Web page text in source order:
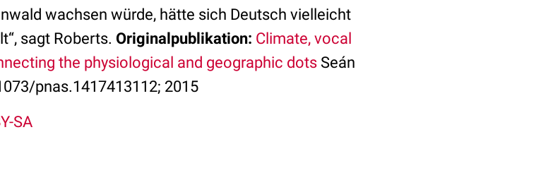
wachsen würde, hätte sich Deutsch vielleicht
sagt Roberts. Originalpublikation: Climate, vocal
the physiological and geographic dots Seán
pnas.1417413112; 2015
SA